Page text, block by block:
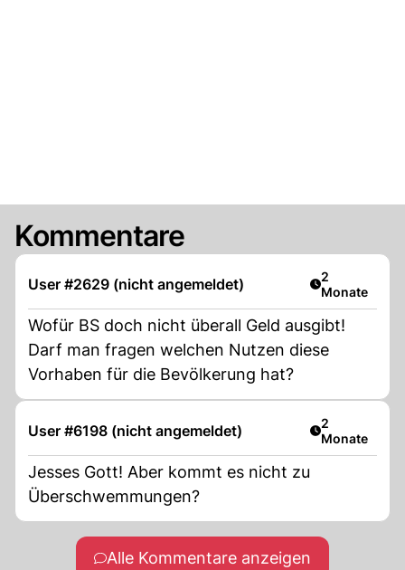
Kommentare
User #2629 (nicht angemeldet) Artikel
2
Monate
Wofür BS doch nicht überall Geld ausgibt!
Darf man fragen welchen Nutzen diese
Vorhaben für die Bevölkerung hat?
User #6198 (nicht angemeldet) Artikel
2
Monate
Jesses Gott! Aber kommt es nicht zu
Überschwemmungen?
Alle Kommentare anzeigen